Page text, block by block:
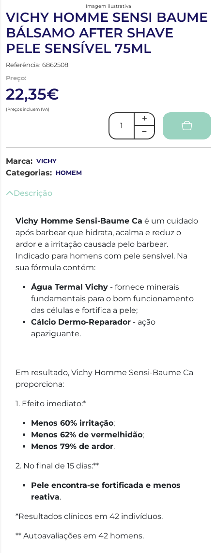
Imagem ilustrativa
VICHY HOMME SENSI BAUME
BÁLSAMO AFTER SHAVE
PELE SENSÍVEL 75ML
Referência: 6862508
Preço:
22,35€
(Preços incluem IVA)
Marca: VICHY
Categorias: HOMEM
Descrição
Vichy Homme Sensi-Baume Ca é um cuidado
após barbear que hidrata, acalma e reduz o
ardor e a irritação causada pelo barbear.
Indicado para homens com pele sensível. Na
sua fórmula contém:
Água Termal Vichy - fornece minerais
fundamentais para o bom funcionamento
das células e fortifica a pele;
Cálcio Dermo-Reparador - ação
apaziguante.
Em resultado, Vichy Homme Sensi-Baume Ca
proporciona:
1. Efeito imediato:*
Menos 60% irritação;
Menos 62% de vermelhidão;
Menos 79% de ardor.
2. No final de 15 dias:**
Pele encontra-se fortificada e menos
reativa.
*Resultados clínicos em 42 indivíduos.
** Autoavaliações em 42 homens.